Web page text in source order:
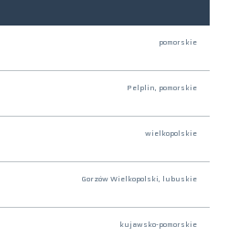
pomorskie
Pelplin, pomorskie
wielkopolskie
Gorzów Wielkopolski, lubuskie
kujawsko-pomorskie